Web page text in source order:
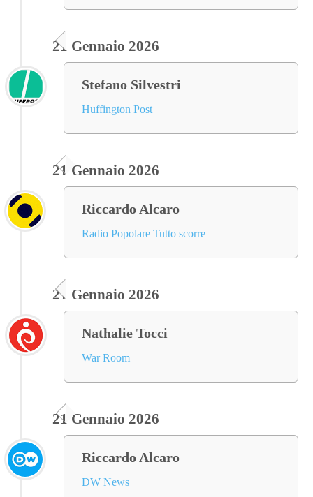
21 Gennaio 2026
Stefano Silvestri
Huffington Post
21 Gennaio 2026
Riccardo Alcaro
Radio Popolare Tutto scorre
21 Gennaio 2026
Nathalie Tocci
War Room
21 Gennaio 2026
Riccardo Alcaro
DW News